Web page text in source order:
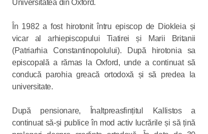
Universitatea din Oxford.
În 1982 a fost hirotonit întru episcop de Diokleia și
vicar al arhiepiscopului Tiatirei și Marii Britanii
(Patriarhia Constantinopolului). După hirotonia sa
episcopală a rămas la Oxford, unde a continuat să
conducă parohia greacă ortodoxă și să predea
la
universitate.
După pensionare, Înaltpreasfințitul Kallistos a
continuat să-și publice în mod activ lucrările și să țină